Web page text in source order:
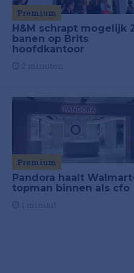
Premium
H&M schrapt mogelijk
banen op Brits
hoofdkantoor
Premium
Pandora haalt
topman binnen als cfo